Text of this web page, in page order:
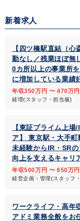
新着求人
【四ツ橋駅直結（
勤なし／残業ほぼ
0カ所以上の事業所
に増加している業績
年収350万円 〜 470万円
経理(スタッフ・担当級)
【東証プライム上
ア】 東京駅・大手
未経験からIR・SR
向上を支えるキャリ
年収500万円 〜 650万円
経営企画・管理(スタッフ
ワークライフ・高
アドミ業務全般をお